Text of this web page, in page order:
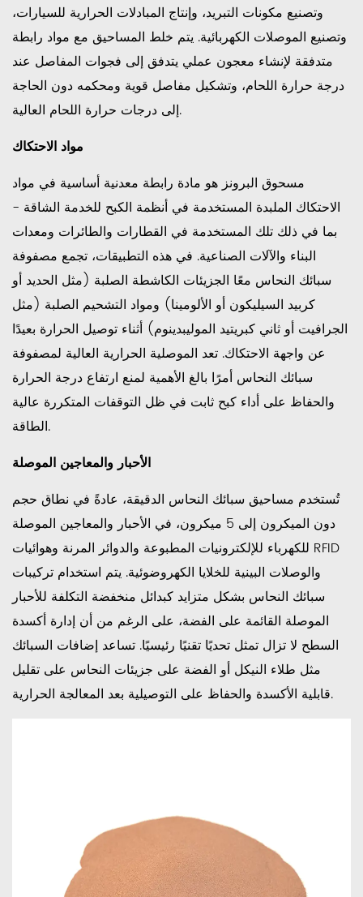
وتصنيع مكونات التبريد، وإنتاج المبادلات الحرارية للسيارات،
وتصنيع الموصلات الكهربائية. يتم خلط المساحيق مع مواد رابطة
متدفقة لإنشاء معجون عملي يتدفق إلى فجوات المفاصل عند
درجة حرارة اللحام، وتشكيل مفاصل قوية ومحكمه دون الحاجة
إلى درجات حرارة اللحام العالية.
مواد الاحتكاك
مسحوق البرونز هو مادة رابطة معدنية أساسية في مواد
الاحتكاك الملبدة المستخدمة في أنظمة الكبح للخدمة الشاقة -
بما في ذلك تلك المستخدمة في القطارات والطائرات ومعدات
البناء والآلات الصناعية. في هذه التطبيقات، تجمع مصفوفة
سبائك النحاس معًا الجزيئات الكاشطة الصلبة (مثل الحديد أو
كربيد السيليكون أو الألومينا) ومواد التشحيم الصلبة (مثل
الجرافيت أو ثاني كبريتيد الموليبدينوم) أثناء توصيل الحرارة بعيدًا
عن واجهة الاحتكاك. تعد الموصلية الحرارية العالية لمصفوفة
سبائك النحاس أمرًا بالغ الأهمية لمنع ارتفاع درجة الحرارة
والحفاظ على أداء كبح ثابت في ظل التوقفات المتكررة عالية
الطاقة.
الأحبار والمعاجين الموصلة
تُستخدم مساحيق سبائك النحاس الدقيقة، عادةً في نطاق حجم
دون الميكرون إلى 5 ميكرون، في الأحبار والمعاجين الموصلة
للكهرباء للإلكترونيات المطبوعة والدوائر المرنة وهوائيات RFID
والوصلات البينية للخلايا الكهروضوئية. يتم استخدام تركيبات
سبائك النحاس بشكل متزايد كبدائل منخفضة التكلفة للأحبار
الموصلة القائمة على الفضة، على الرغم من أن إدارة أكسدة
السطح لا تزال تمثل تحديًا تقنيًا رئيسيًا. تساعد إضافات السبائك
مثل طلاء النيكل أو الفضة على جزيئات النحاس على تقليل
قابلية الأكسدة والحفاظ على التوصيلية بعد المعالجة الحرارية.